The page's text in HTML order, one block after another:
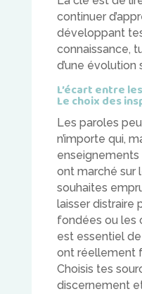
continuer
développant
connaissance,
d’une évolution
L’écart entre
Le choix des
Les paroles
n’importe qui,
ont marché sur
souhaites
laisser distraire
fondées ou les
est essentiel de
ont réellement
Choisis tes
discernement